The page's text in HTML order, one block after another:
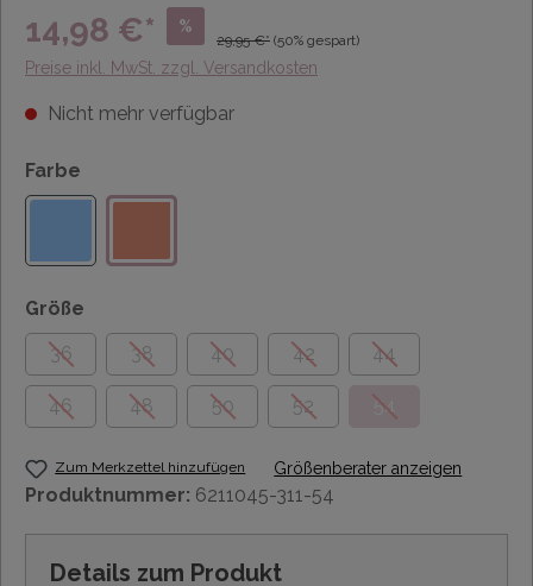
14,98 €* %
29,95 €* (50% gespart)
Preise inkl. MwSt. zzgl. Versandkosten
Nicht mehr verfügbar
Farbe
Größe
36
38 40 42 44
46 48 50 52 54
Zum Merkzettel hinzufügen Größenberater anzeigen
Produktnummer: 6211045-311-54
Details zum Produkt